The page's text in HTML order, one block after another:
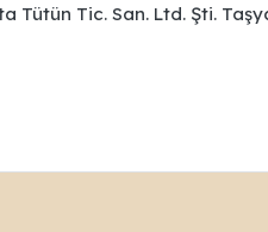
Tütün Tic. San. Ltd. Şti.